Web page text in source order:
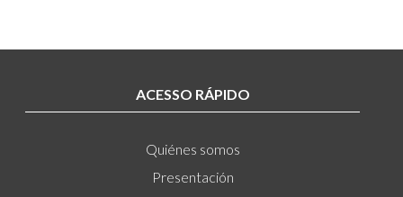
ACESSO RÁPIDO
Quiénes somos
Presentación